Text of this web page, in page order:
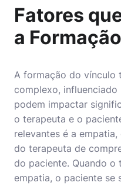
Fatores
a
A formação do vínculo
complexo,
podem impactar
o terapeuta e o
relevantes é a
do terapeuta de
do paciente. Quando o
empatia, o paciente se